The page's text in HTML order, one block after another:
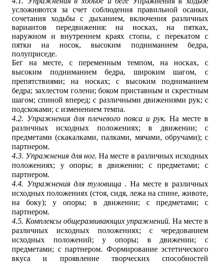
усложняются за счет соблюдения правильной осанки,
сочетания ходьбы с дыханием, включения различных
вариантов передвижения: на носках, на пятках,
наружном и внутреннем краях стопы, с перекатом с
пятки на носок, высоким подниманием бедра,
полуприседе.
Бег на месте, с переменным темпом, на носках, с
высоким подниманием бедра, широким шагом, с
препятствиями; на носках; с высоким подниманием
бедра; захлестом голени; боком приставным и скрестным
шагом; спиной вперед; с различными движениями рук; с
подскоками; с изменением темпа.
4.2. Упражнения для плечевого пояса и рук. На месте в
различных исходных положениях; в движении; с
предметами (скакалками, палками, мячами, обручами); с
партнером.
4.3. Упражнения для ног. На месте в различных исходных
положениях; у опоры; в движении; с предметами; с
партнером.
4.4. Упражнения для туловища . На месте в различных
исходных положениях (стоя, сидя, лежа на спине, животе,
на боку); у опоры; в движении; с предметами; с
партнером.
4.5. Комплексы общеразвивающих упражнений. На месте в
различных исходных положениях; с чередованием
исходных положений; у опоры; в движении; с
предметами; с партнером. Формирование эстетического
вкуса и проявление творческих способностей